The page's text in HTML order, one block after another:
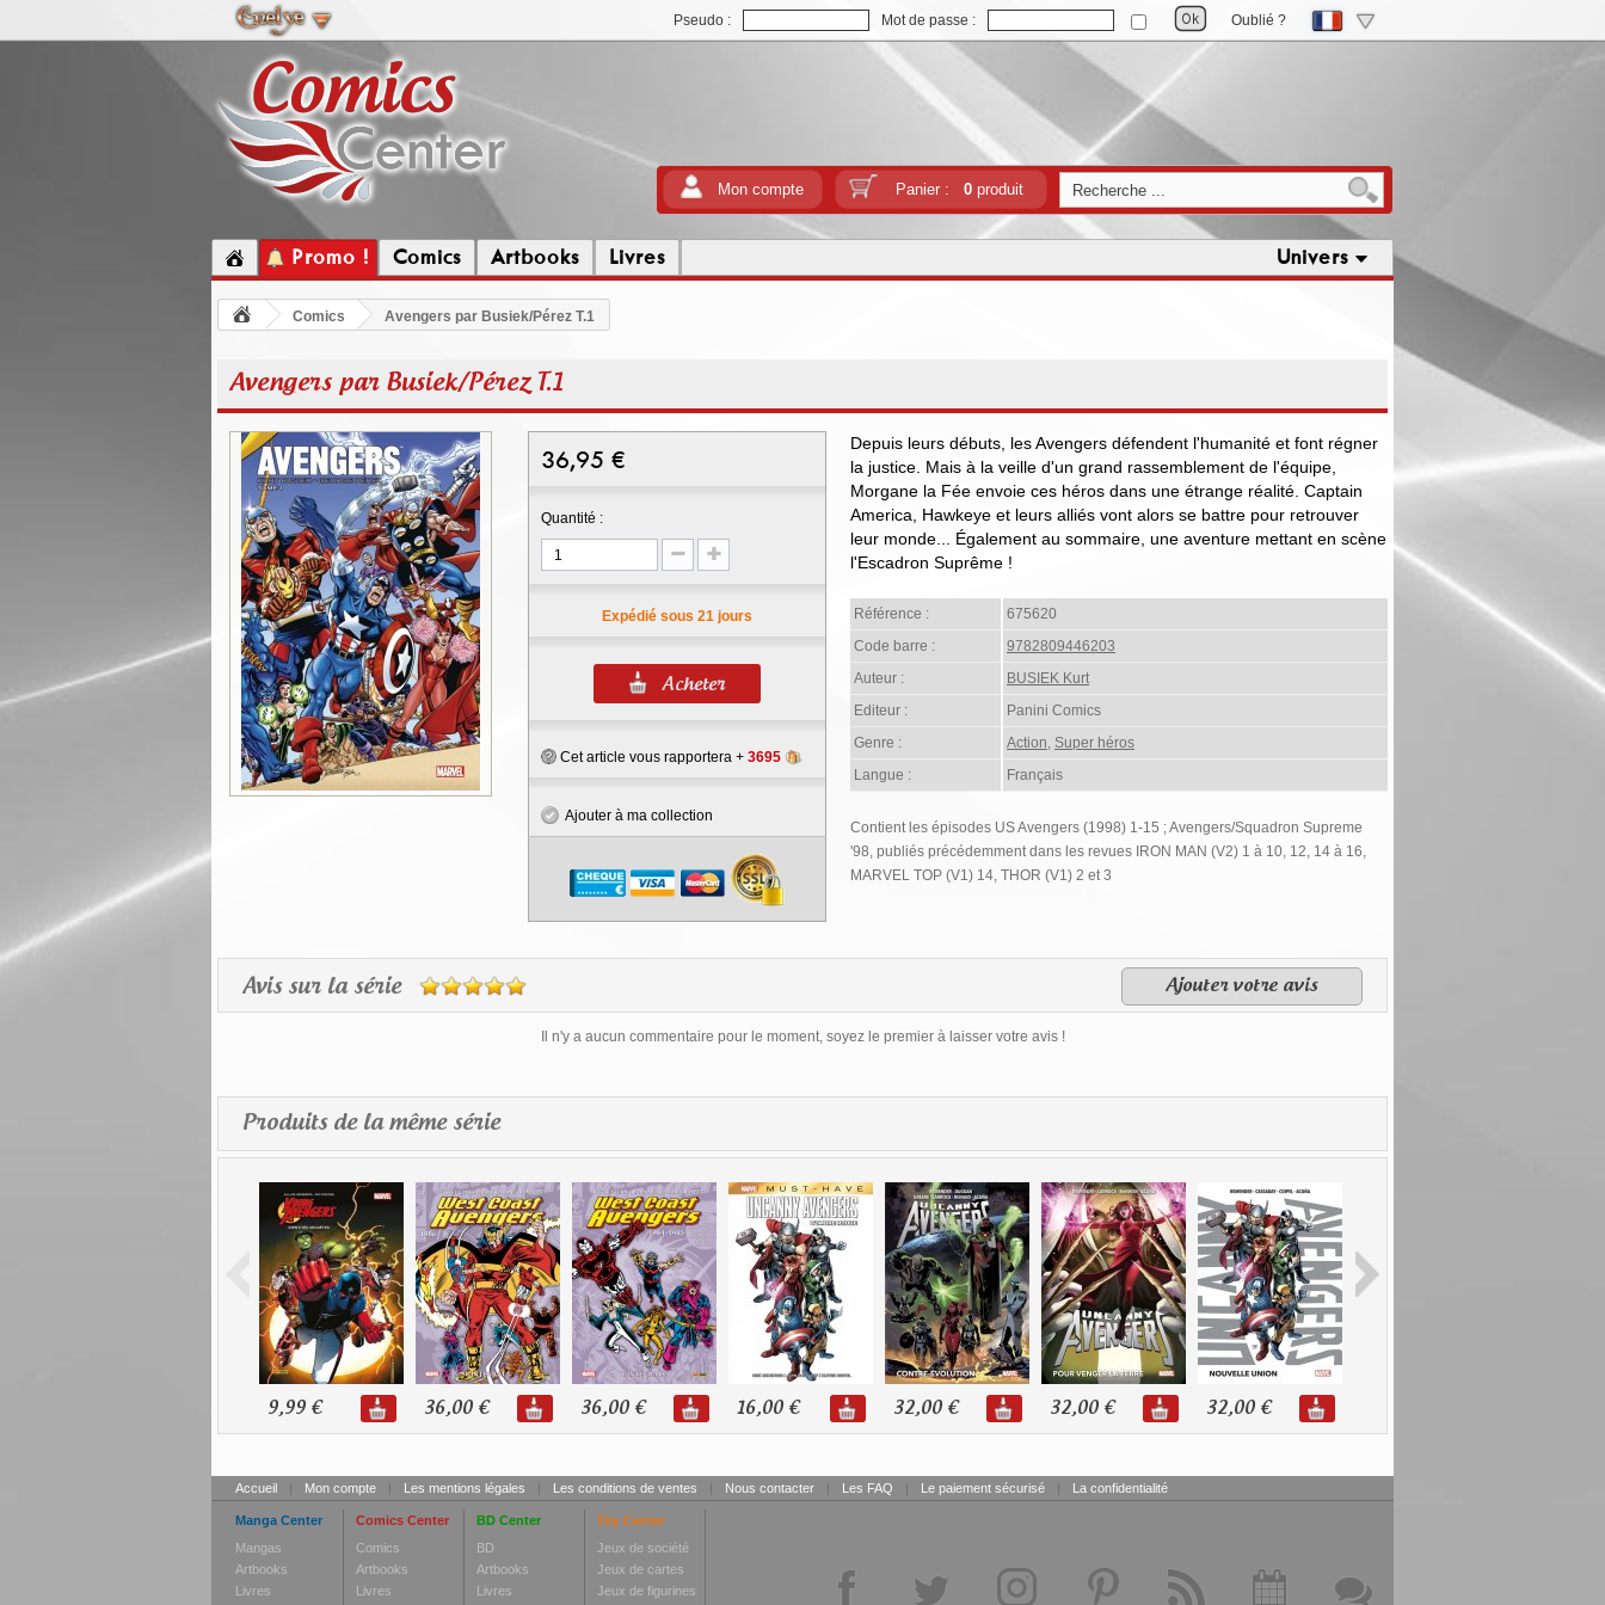
Pseudo : Mot de passe : Oublié ?
Mon compte Panier : 0produit
Promo ! Comics Artbooks Livres Univers
Comics Avengers par Busiek/Pérez T.1
Avengers par Busiek/Pérez T.1
36,95 €
Quantité :
Expédié sous 21 jours
Cet article vous rapportera + 3695
Ajouter à ma collection
Depuis leurs débuts, les Avengers défendent l'humanité et font régner
la justice. Mais à la veille d'un grand rassemblement de l'équipe,
Morgane la Fée envoie ces héros dans une étrange réalité. Captain
America, Hawkeye et leurs alliés vont alors se battre pour retrouver
leur monde... Également au sommaire, une aventure mettant en scène
l'Escadron Suprême !
Référence :
675620
Code barre :
9782809446203
Auteur :
BUSIEK Kurt
Editeur :
Panini Comics
Genre :
Action, Super héros
Langue :
Français
Contient les épisodes US Avengers (1998) 1-15 ; Avengers/Squadron Supreme
'98, publiés précédemment dans les revues IRON MAN (V2) 1 à 10, 12, 14 à 16,
MARVEL TOP (V1) 14, THOR (V1) 2 et 3
Avis sur la série Ajouter votre avis
Il n'y a aucun commentaire pour le moment, soyez le premier à laisser votre avis !
Produits de la même série
9,99 € 36,00 € 36,00 € 16,00 € 32,00 € 32,00 € 32,00 €
Accueil | Mon compte | Les mentions légales | Les conditions de ventes | Nous contacter | Les FAQ | Le paiement sécurisé | La confidentialité
Manga Center
Mangas
Artbooks
Livres
Comics Center
Comics
Artbooks
Livres
BD Center
BD
Artbooks
Livres
Toy Center
Jeux de société
Jeux de cartes
Jeux de figurines